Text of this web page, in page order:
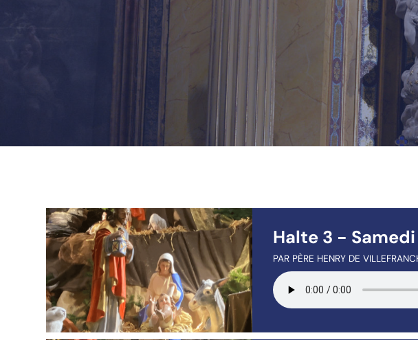
Halte 3 -
PAR PÈRE HENRY DE